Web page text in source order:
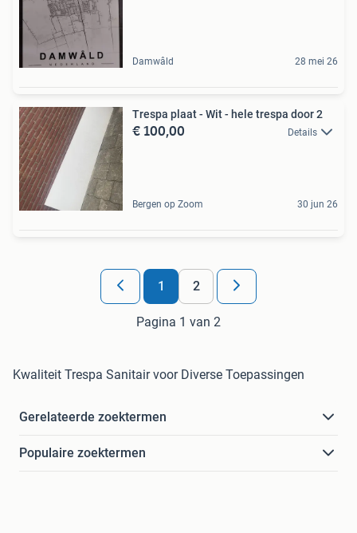
Damwâld 28 mei 26
Trespa plaat - Wit - hele trespa door 2
€ 100,00 Details
Bergen op Zoom 30 jun 26
1 2
Pagina 1 van 2
Kwaliteit Trespa Sanitair voor Diverse Toepassingen
Gerelateerde zoektermen
Populaire zoektermen